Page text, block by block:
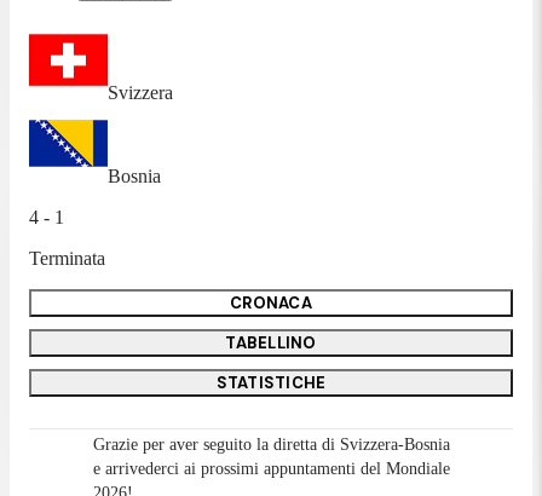
Svizzera
Bosnia
4 - 1
Terminata
CRONACA
TABELLINO
STATISTICHE
Grazie per aver seguito la diretta di Svizzera-Bosnia
e arrivederci ai prossimi appuntamenti del Mondiale